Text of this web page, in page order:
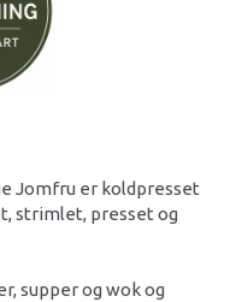
Jomfru er koldpresset
strimlet, presset og
supper og wok og